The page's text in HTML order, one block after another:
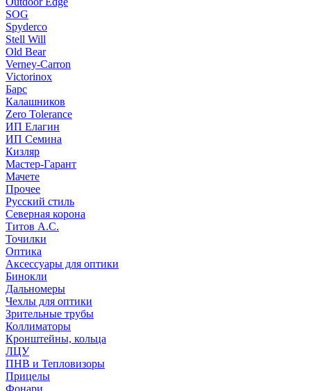
SOG
Spyderco
Stell Will
Old Bear
Verney-Carron
Victorinox
Барс
Калашников
Zero Tolerance
ИП Елагин
ИП Семина
Кизляр
Мастер-Гарант
Мачете
Прочее
Русский стиль
Северная корона
Титов А.С.
Точилки
Оптика
Аксессуары для оптики
Бинокли
Дальномеры
Чехлы для оптики
Зрительные трубы
Коллиматоры
Кронштейны, кольца
ЛЦУ
ПНВ и Тепловизоры
Прицелы
Фонари